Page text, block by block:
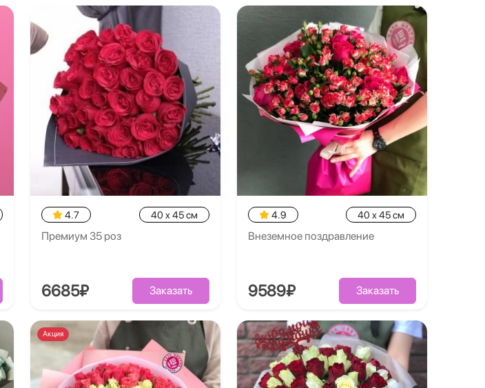
4.7 40 x 45 см
Премиум 35 роз
6685₽ Заказать
4.9 40 x 45 см
Внеземное поздравление
9589₽ Заказать
Акция